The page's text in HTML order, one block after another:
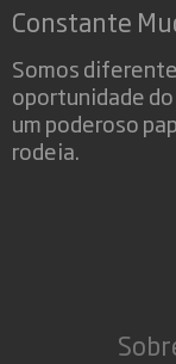
Constante
Somos
oportunidade
um poderoso
rodeia.